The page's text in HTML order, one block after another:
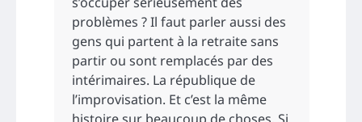
problèmes ? Il faut parler aussi des
gens qui partent à la retraite sans
partir ou sont remplacés par des
intérimaires. La république de
l’improvisation. Et c’est la même
histoire sur beaucoup de choses. Si